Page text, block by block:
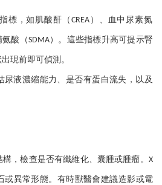
標，如肌酸酐（ CREA）、血中尿素氮
氨酸（SDMA）。這些指標升高可提示腎
現前即可偵測。
尿液濃縮能力、是否有蛋白流失，以及
，檢查是否有纖維化、囊腫或腫瘤。 X
或異常形態。有時獸醫會建議造影或電